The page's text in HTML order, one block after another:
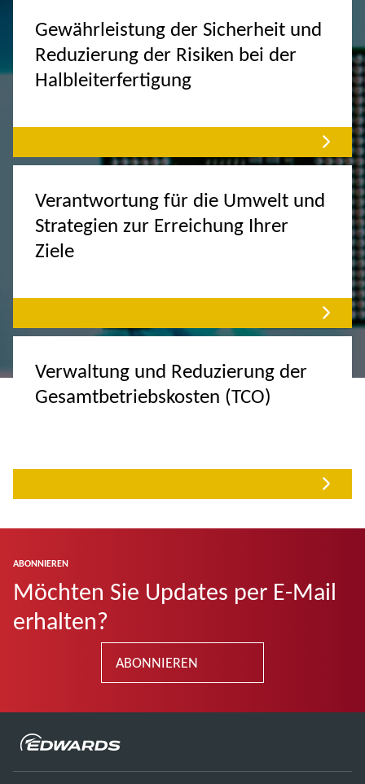
Gewährleistung der Sicherheit und
Reduzierung der Risiken bei der
Halbleiterfertigung
Verantwortung für die Umwelt und
Strategien zur Erreichung Ihrer
Ziele
Verwaltung und Reduzierung der
Gesamtbetriebskosten (TCO)
ABONNIEREN
Möchten Sie Updates per E-Mail
erhalten?
ABONNIEREN